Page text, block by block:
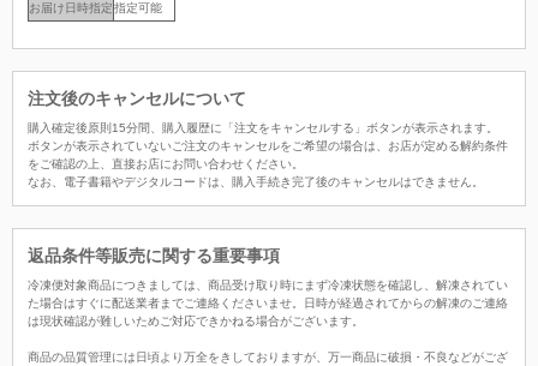
お届け日時指定指定可能
注文後のキャンセルについて
購入確定後原則15分間、購入履歴に「注文をキャンセルする」ボタンが表示されます。
ボタンが表示されていないご注文のキャンセルをご希望の場合は、お店が定める解約条件
をご確認の上、直接お店にお問い合わせください。
なお、電子書籍やデジタルコードは、購入手続き完了後のキャンセルはできません。
返品条件等販売に関する重要事項
冷凍便対象商品につきましては、商品受け取り時にまず冷凍状態を確認し、解凍されてい
た場合はすぐに配送業者までご連絡くださいませ。日時が経過されてからの解凍のご連絡
は現状確認が難しいためご対応できかねる場合がございます。
商品の品質管理には日頃より万全をきしておりますが、万一商品に破損・不良などがござ